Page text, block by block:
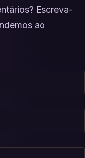
Escreva-
ao